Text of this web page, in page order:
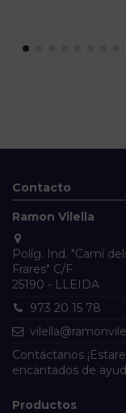
Contacto
Ramon Vilella
Políg. Ind. "Camí
Frares" C/F
25190 - LLEIDA
973 20 15 78
Contáctanos
encantados de
Productos